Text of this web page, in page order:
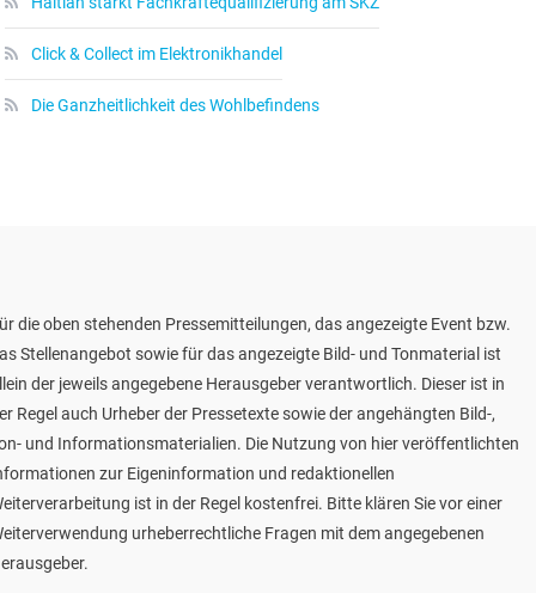
Click & Collect im Elektronikhandel
Die Ganzheitlichkeit des Wohlbefindens
die oben stehenden Pressemitteilungen, das angezeigte Event bzw.
Stellenangebot sowie für das angezeigte Bild- und Tonmaterial ist
der jeweils angegebene Herausgeber verantwortlich. Dieser ist in
Regel auch Urheber der Pressetexte sowie der angehängten Bild-,
und Informationsmaterialien. Die Nutzung von hier veröffentlichten
zur Eigeninformation und redaktionellen
ist in der Regel kostenfrei. Bitte klären Sie vor einer
urheberrechtliche Fragen mit dem angegebenen